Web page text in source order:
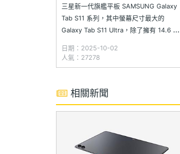
三星新一代旗艦平板 SAMSUNG Galaxy
Tab S11 系列，其中螢幕尺寸最大的
Galaxy Tab S11 Ultra，除了擁有 14.6 吋
相機調整為單鏡頭設計，正面螢幕的「瀏
海」也縮小為「水滴」的形式。另外，
日期：2025-10-02
人氣：27278
相關新聞